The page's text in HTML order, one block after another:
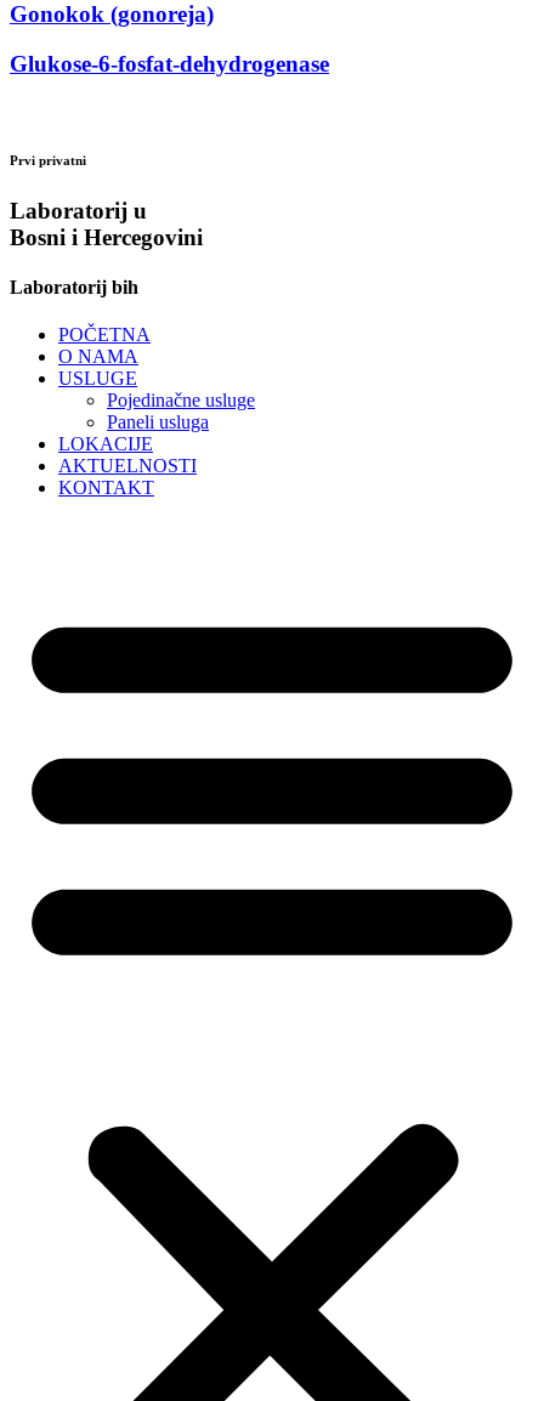
Gonokok (gonoreja)
Glukose-6-fosfat-dehydrogenase
Prvi privatni
Laboratorij u
Bosni i Hercegovini
Laboratorij bih
POČETNA
O NAMA
USLUGE
Pojedinačne usluge
Paneli usluga
LOKACIJE
AKTUELNOSTI
KONTAKT